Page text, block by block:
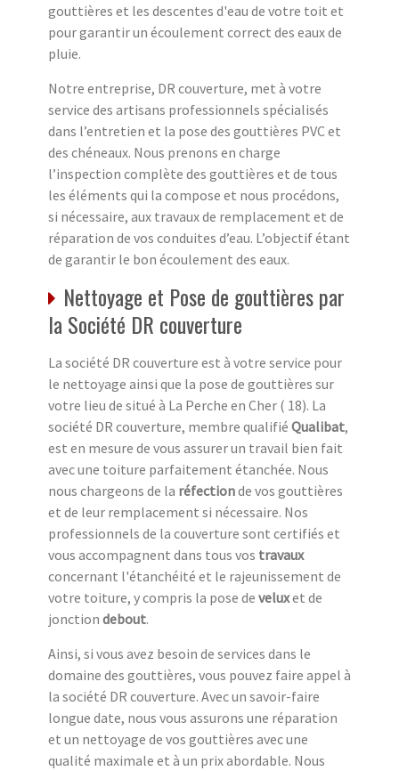
gouttières et les descentes d'eau de votre toit et
pour garantir un écoulement correct des eaux de
pluie.
Notre entreprise, DR couverture, met à votre
service des artisans professionnels spécialisés
dans l’entretien et la pose des gouttières PVC et
des chéneaux. Nous prenons en charge
l’inspection complète des gouttières et de tous
les éléments qui la compose et nous procédons,
si nécessaire, aux travaux de remplacement et de
réparation de vos conduites d’eau. L’objectif étant
de garantir le bon écoulement des eaux.
Nettoyage et Pose de gouttières par
la Société DR couverture
La société DR couverture est à votre service pour
le nettoyage ainsi que la pose de gouttières sur
votre lieu de situé à La Perche en Cher ( 18). La
société DR couverture, membre qualifié Qualibat,
est en mesure de vous assurer un travail bien fait
avec une toiture parfaitement étanchée. Nous
nous chargeons de la réfectionde vos gouttières
et de leur remplacement si nécessaire. Nos
professionnels de la couverture sont certifiés et
vous accompagnent dans tous vos travaux
concernant l'étanchéité et le rajeunissement de
votre toiture, y compris la pose de veluxet de
jonction debout.
Ainsi, si vous avez besoin de services dans le
domaine des gouttières, vous pouvez faire appel à
la société DR couverture. Avec un savoir-faire
longue date, nous vous assurons une réparation
et un nettoyage de vos gouttières avec une
qualité maximale et à un prix abordable. Nous